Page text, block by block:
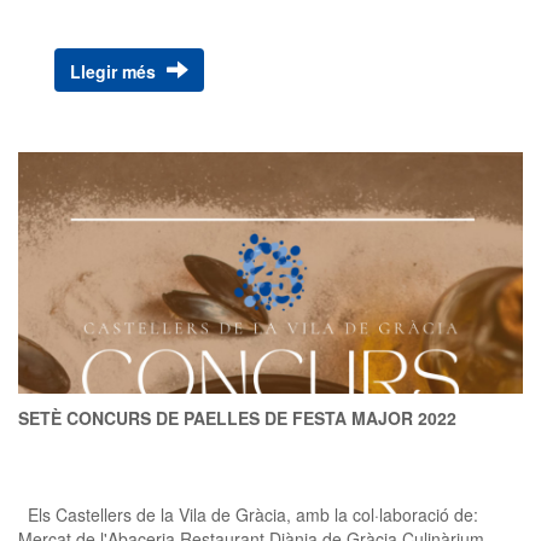
que comptarà amb les colles Xiquets de Reus , Colla Joves
Xiquets de Valls i els Castellers de la Vila de Gràcia clar ... Us hi
valent , i sempre recordant que només SI és Si.
Llegir més
SETÈ CONCURS DE PAELLES DE FESTA MAJOR 2022
Els Castellers de la Vila de Gràcia, amb la col·laboració de: